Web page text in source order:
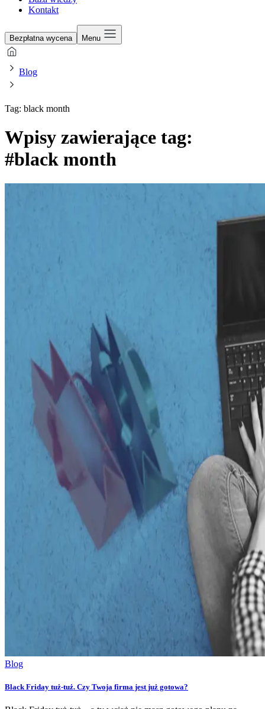
Kontakt
Bezpłatna wycena Menu
Blog
Tag: black month
Wpisy zawierające tag:
#black month
Blog
Black Friday tuż-tuż. Czy Twoja firma jest już gotowa?